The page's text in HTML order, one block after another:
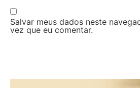
Salvar meus dados neste
vez que eu comentar.